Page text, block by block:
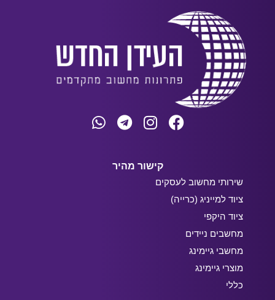
קישור מהיר
שירותי מחשוב לעסקים
ציוד למייניג (כרייה)
ציוד היקפי
מחשבים ניידים
מחשבי גיימינג
מוצרי גיימינג
כללי